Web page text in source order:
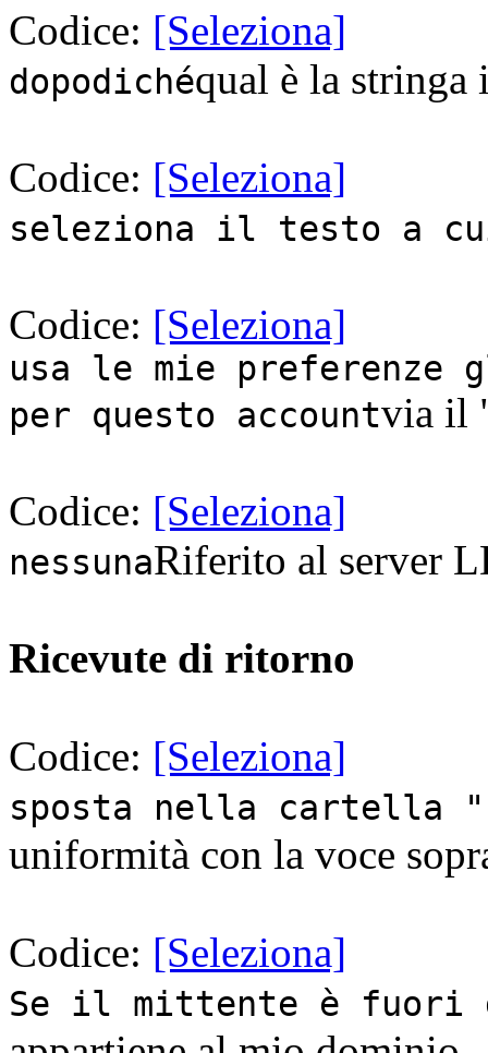
Codice: [Seleziona]
dopodichéqual è la stringa
Codice: [Seleziona]
seleziona il testo a
Codice: [Seleziona]
usa le mie preferenze
per questo accountvia il
Codice: [Seleziona]
nessunaRiferito al server
Ricevute di ritorno
Codice: [Seleziona]
sposta nella cartella
uniformità con la voce
Codice: [Seleziona]
Se il mittente è fuori